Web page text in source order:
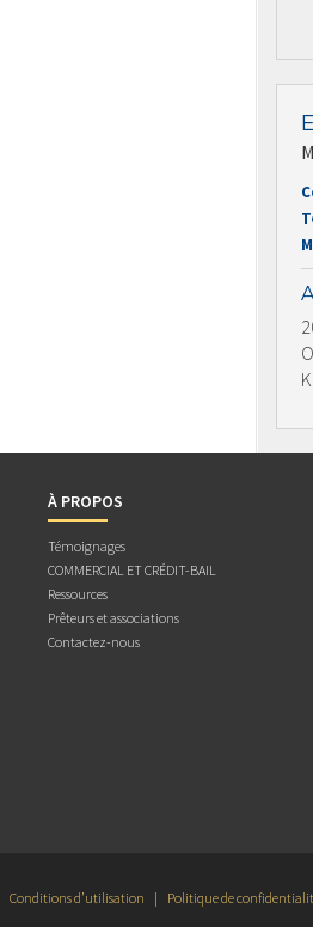
À PROPOS
Témoignages
COMMERCIAL ET CRÉDIT-BAIL
Ressources
Prêteurs et associations
Contactez-nous
Conditions d’utilisation | Politique de